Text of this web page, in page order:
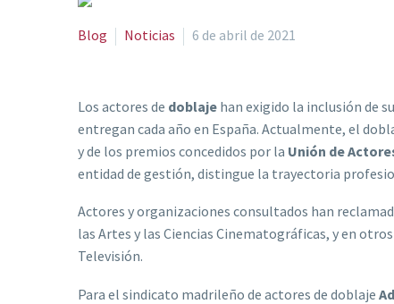
Blog Noticias 6 de abril de 2021
Los actores de doblaje han exigido la inclusión de
entregan cada año en España. Actualmente, el
y de los premios concedidos por la Unión de
entidad de gestión, distingue la trayectoria
Actores y organizaciones consultados han
las Artes y las Ciencias Cinematográficas, y en
Televisión.
Para el sindicato madrileño de actores de doblaje